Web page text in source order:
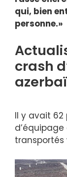
qui, bien
personne.»
crash
Il y avait
transportés